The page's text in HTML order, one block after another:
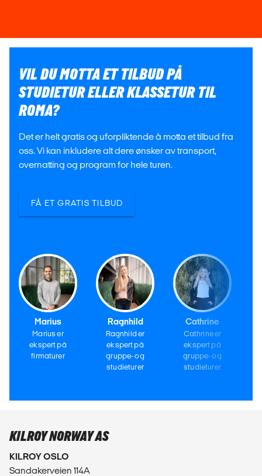
VIL DU MOTTA ET TILBUD PÅ
STUDIETUR ELLER KLASSETUR TIL
ROMA?
Det er helt gratis og uforpliktende å motta et tilbud fra
oss. Vi kan inkludere alt dere ønsker av transport,
overnatting og program for hele turen.
FÅ ET GRATIS TILBUD
Marius
Marius er
ekspert på
firmaturer
Ragnhild
Ragnhild er
ekspert på
gruppe- og
studieturer
Cathrine
Cathrine er
ekspert på
gruppe- og
studieturer
KILROY NORWAY AS
KILROY OSLO
Sandakerveien 114A